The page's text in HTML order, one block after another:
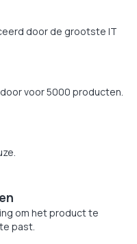
door de grootste IT
voor 5000 producten.
om het product te
past.